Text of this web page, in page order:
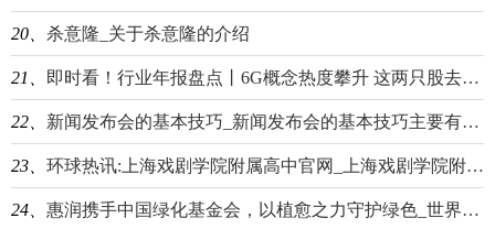
20、 杀意隆_关于杀意隆的介绍
21、 即时看！行业年报盘点丨6G概念热度攀升 这两只股去年净利同比增超150%
22、 新闻发布会的基本技巧_新闻发布会的基本技巧主要有今日更新-天天热头条
23、 环球热讯:上海戏剧学院附属高中官网_上海戏剧学院附属中学官网
24、 惠润携手中国绿化基金会，以植愈之力守护绿色_世界新视野